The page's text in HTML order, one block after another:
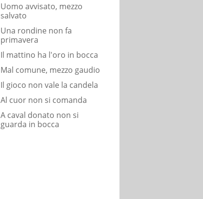
Uomo avvisato, mezzo
salvato
Una rondine non fa
primavera
Il mattino ha l'oro in bocca
Mal comune, mezzo gaudio
Il gioco non vale la candela
Al cuor non si comanda
A caval donato non si
guarda in bocca